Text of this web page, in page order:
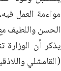
مواءمة العمل
الحسن واللطيف
يذكر أن الوزارة
(القامشلي